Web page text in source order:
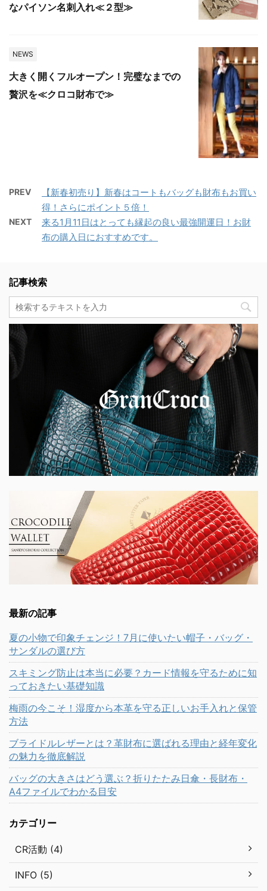
なパイソン名刺入れ≪２型≫
NEWS
大きく開くフルオープン！完璧なまでの
贅沢を≪クロコ財布で≫
PREV
【新春初売り】新春はコートもバッグも財布もお買い
得！さらにポイント５倍！
NEXT
来る1月11日はとっても縁起の良い最強開運日！お財
布の購入日におすすめです。
記事検索
最新の記事
夏の小物で印象チェンジ！7月に使いたい帽子・バッグ・
サンダルの選び方
スキミング防止は本当に必要？カード情報を守るために知
っておきたい基礎知識
梅雨の今こそ！湿度から本革を守る正しいお手入れと保管
方法
ブライドルレザーとは？革財布に選ばれる理由と経年変化
の魅力を徹底解説
バッグの大きさはどう選ぶ？折りたたみ日傘・長財布・
A4ファイルでわかる目安
カテゴリー
CR活動 (4)
INFO (5)